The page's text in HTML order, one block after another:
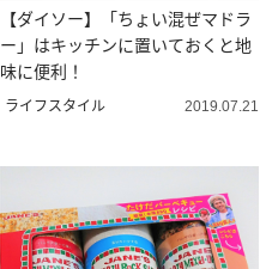
【ダイソー】「ちょい混ぜマドラ
ー」はキッチンに置いておくと地
味に便利！
ライフスタイル 2019.07.21